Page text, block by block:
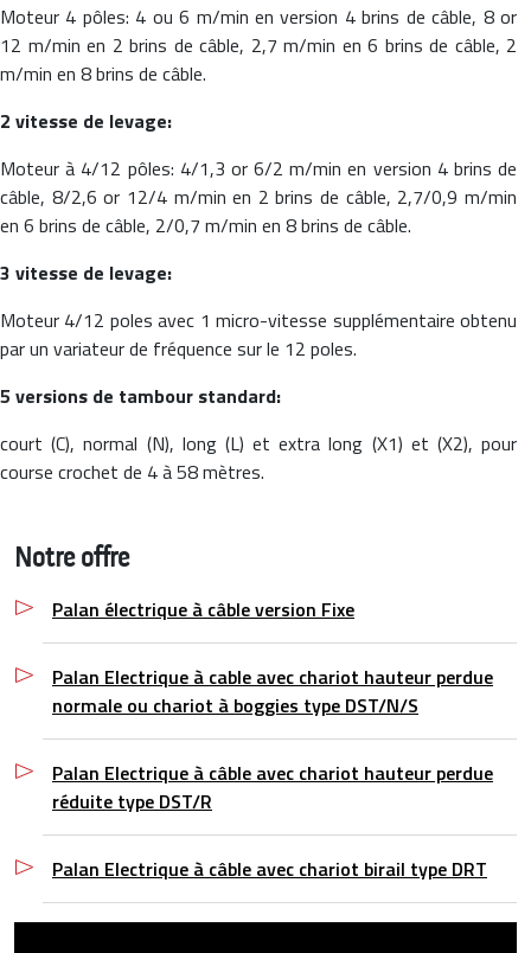
Moteur 4 pôles: 4 ou 6 m/min en version 4 brins de câble, 8 or
12 m/min en 2 brins de câble, 2,7 m/min en 6 brins de câble, 2
m/min en 8 brins de câble.
2 vitesse de levage:
Moteur à 4/12 pôles: 4/1,3 or 6/2 m/min en version 4 brins de
câble, 8/2,6 or 12/4 m/min en 2 brins de câble, 2,7/0,9 m/min
en 6 brins de câble, 2/0,7 m/min en 8 brins de câble.
3 vitesse de levage:
Moteur 4/12 poles avec 1 micro-vitesse supplémentaire obtenu
par un variateur de fréquence sur le 12 poles.
5 versions de tambour standard:
court (C), normal (N), long (L) et extra long (X1) et (X2), pour
course crochet de 4 à 58 mètres.
Notre offre
Palan électrique à câble version Fixe
Palan Electrique à cable avec chariot hauteur perdue
normale ou chariot à boggies type DST/N/S
Palan Electrique à câble avec chariot hauteur perdue
réduite type DST/R
Palan Electrique à câble avec chariot birail type DRT